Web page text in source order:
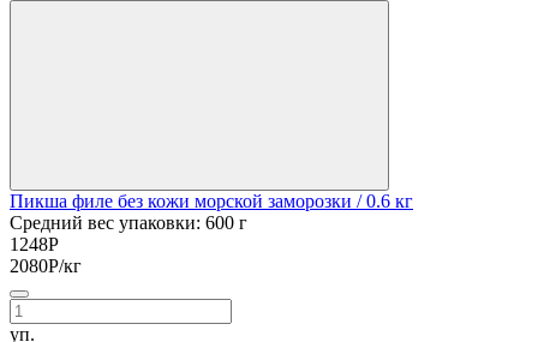
Пикша филе без кожи морской заморозки / 0.6 кг
Средний вес упаковки: 600 г
1248Р
2080Р/кг
уп.